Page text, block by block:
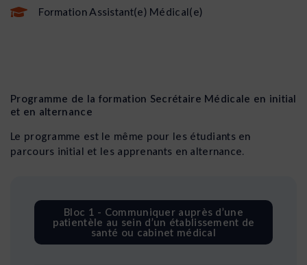
Formation Assistant(e) Médical(e)
Programme de la formation Secrétaire Médicale en initial
et en alternance
Le programme est le même pour les étudiants en
parcours initial et les apprenants en alternance.
Bloc 1 - Communiquer auprès d’une
patientèle au sein d’un établissement de
santé ou cabinet médical